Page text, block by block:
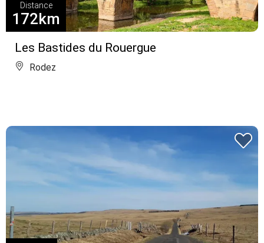
Les Bastides du Rouergue
Distance
172km
Rodez